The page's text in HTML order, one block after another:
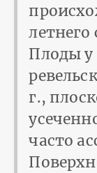
летнего
Плоды у
г.,
часто